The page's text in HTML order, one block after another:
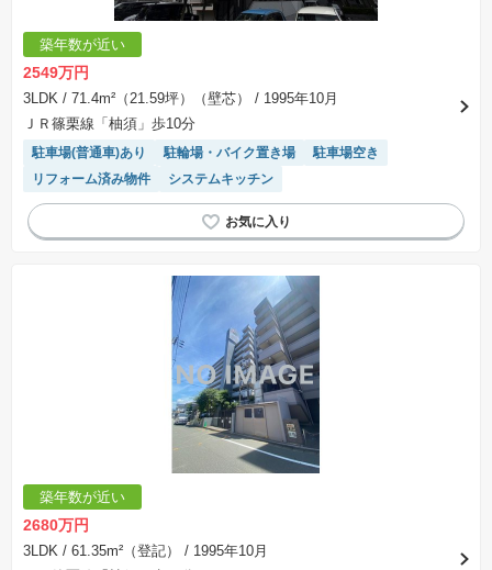
築年数が近い
2549万円
3LDK / 71.4m²（21.59坪）（壁芯）
/ 1995年10月
ＪＲ篠栗線「柚須」歩10分
駐車場(普通車)あり 駐輪場・バイク置き場
駐車場空き
リフォーム済み物件
システムキッチン
築年数が近い
2680万円
3LDK / 61.35m²（登記）
/ 1995年10月